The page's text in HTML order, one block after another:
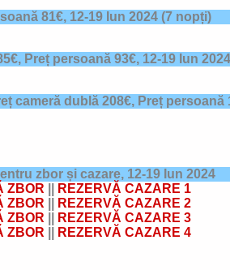
81€,12-19 Iun 2024(7 nopți)
Preț persoană 93€, 12-19 Iun 2024
cameră dublă 208€, Preț persoană
zbor și cazare, 12-19 Iun 2024
ZBOR
REZERVĂ CAZARE 1
ZBOR
REZERVĂ CAZARE 2
ZBOR
REZERVĂ CAZARE 3
ZBOR REZERVĂ CAZARE 4